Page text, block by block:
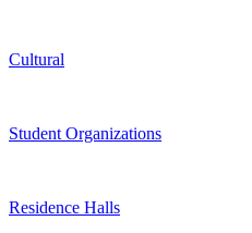
Cultural
Student Organizations
Residence Halls